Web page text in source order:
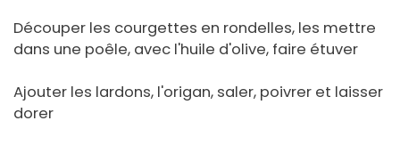
Découper les courgettes en rondelles, les mettre
dans une poêle, avec l'huile d'olive, faire étuver
Ajouter les lardons, l'origan, saler, poivrer et laisser
dorer